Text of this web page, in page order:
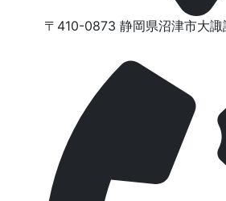
〒410-0873 静岡県沼津市⼤